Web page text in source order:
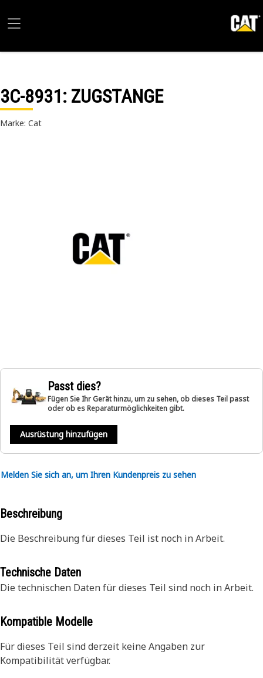
3C-8931: ZUGSTANGE
Marke: Cat
Passt dies?
Fügen Sie Ihr Gerät hinzu, um zu sehen, ob dieses Teil passt
oder ob es Reparaturmöglichkeiten gibt.
Ausrüstung hinzufügen
Melden Sie sich an, um Ihren Kundenpreis zu sehen
Beschreibung
Die Beschreibung für dieses Teil ist noch in Arbeit.
Technische Daten
Die technischen Daten für dieses Teil sind noch in Arbeit.
Kompatible Modelle
Für dieses Teil sind derzeit keine Angaben zur
Kompatibilität verfügbar.